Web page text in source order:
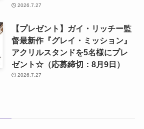
2026.7.27
【プレゼント】ガイ・リッチー監
督最新作『グレイ・ミッション』
アクリルスタンドを5名様にプレ
ゼント☆（応募締切：8月9日）
2026.7.27